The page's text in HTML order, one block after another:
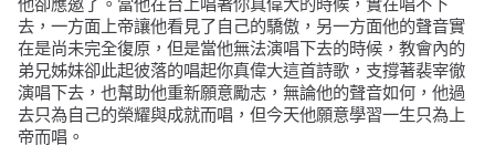
去，一方面上帝讓他看見了自己的驕傲，另一方面他的聲音實
在是尚未完全復原，但是當他無法演唱下去的時候，教會內的
弟兄姊妹卻此起彼落的唱起你真偉大這首詩歌，支撐著裴宰徹
演唱下去，也幫助他重新願意勵志，無論他的聲音如何，他過
去只為自己的榮耀與成就而唱，但今天他願意學習一生只為上
帝而唱。